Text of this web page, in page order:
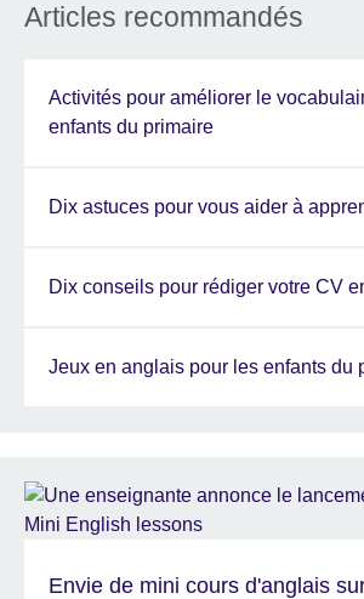
Articles recommandés
Activités pour améliorer le
enfants du primaire
Dix astuces pour vous aider à
Dix conseils pour rédiger votre CV
Jeux en anglais pour les enfants du
Envie de mini cours d'anglais